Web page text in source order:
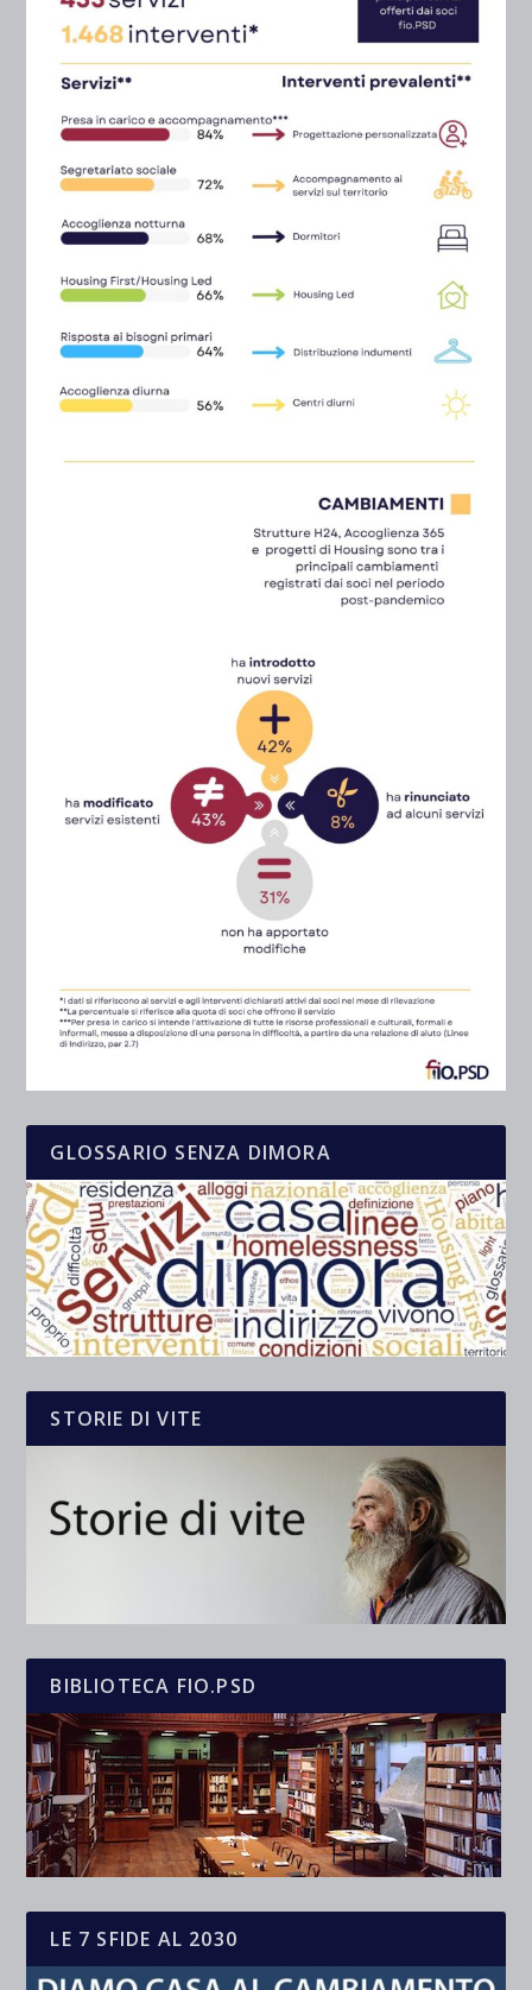
GLOSSARIO SENZA DIMORA
STORIE DI VITE
BIBLIOTECA FIO.PSD
LE 7 SFIDE AL 2030